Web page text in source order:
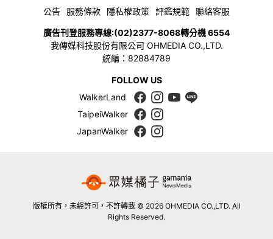
公告 服務條款 隱私權政策 評鑑規範 聯絡客服
廣告刊登服務專線:(02)2377-8068轉分機 6554
我傳媒科技股份有限公司 OHMEDIA CO.,LTD.
統編：82884789
FOLLOW US
WalkerLand
TaipeiWalker
JapanWalker
版權所有，未經許可，不許轉載 © 2026 OHMEDIA CO.,LTD. All
Rights Reserved.